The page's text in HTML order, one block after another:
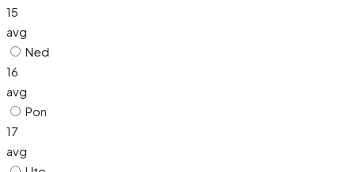
15
avg
Ned
16
avg
Pon
17
avg